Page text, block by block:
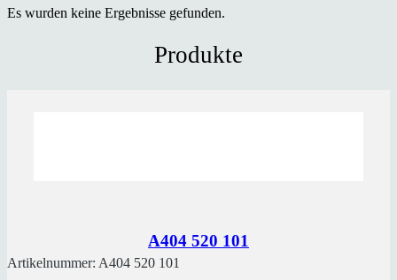
Es wurden keine Ergebnisse gefunden.
Produkte
A404 520 101
Artikelnummer: A404 520 101